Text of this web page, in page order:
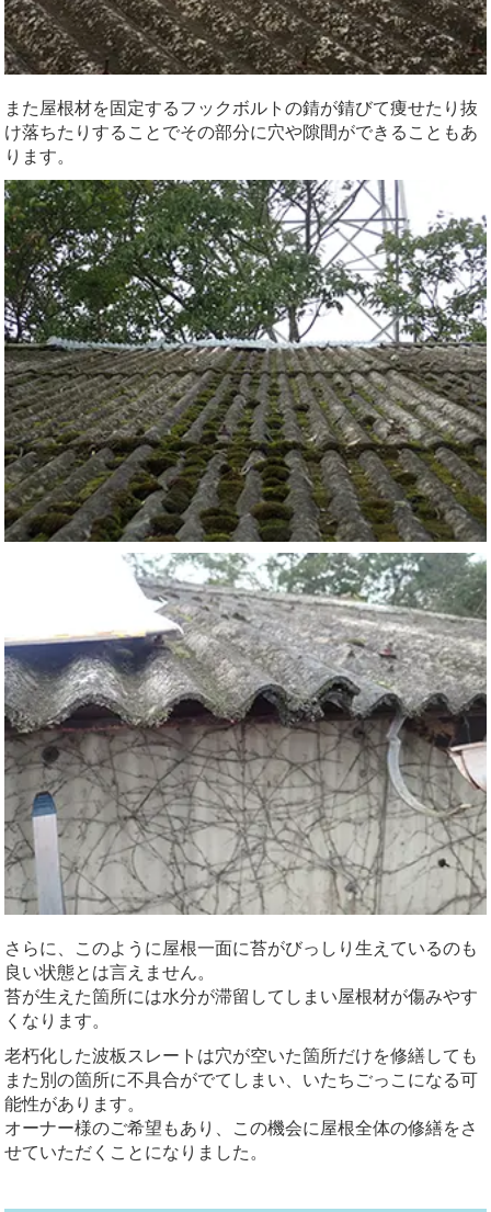
また屋根材を固定するフックボルトの錆が錆びて痩せたり抜
け落ちたりすることでその部分に穴や隙間ができることもあ
ります。
さらに、このように屋根一面に苔がびっしり生えているのも
良い状態とは言えません。
苔が生えた箇所には水分が滞留してしまい屋根材が傷みやす
くなります。
老朽化した波板スレートは穴が空いた箇所だけを修繕しても
また別の箇所に不具合がでてしまい、いたちごっこになる可
能性があります。
オーナー様のご希望もあり、この機会に屋根全体の修繕をさ
せていただくことになりました。